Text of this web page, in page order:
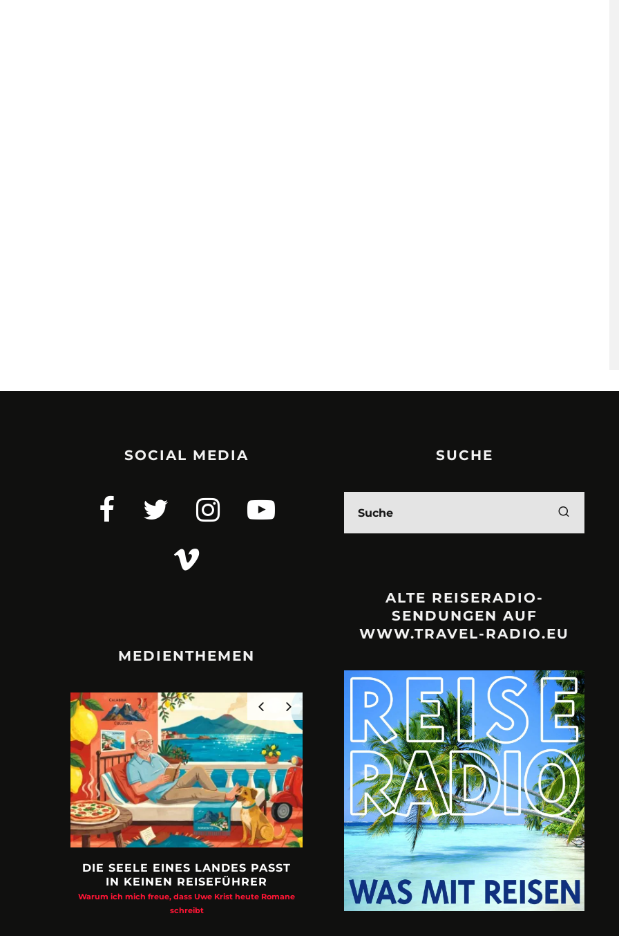
SOCIAL MEDIA
MEDIENTHEMEN
DIE SEELE EINES LANDES PASST
IN KEINEN REISEFÜHRER
Warum ich mich freue, dass Uwe Krist heute Romane
schreibt
URLAUBSFRUST – IST REISEN
KAPUTT?
Philipp Laage „Travel is broken“ - Wege aus der
Urlaubsfalle
A3M –
Mit Krisen-
SUCHE
ALTE REISERADIO-
SENDUNGEN AUF
WWW.TRAVEL-RADIO.EU